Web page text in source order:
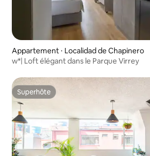
Appartement ⋅ Localidad de Chapinero
w*| Loft élégant dans le Parque Virrey
Superhôte
Superhôte